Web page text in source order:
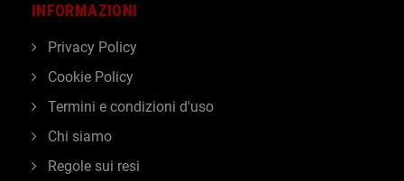
INFORMAZIONI
Privacy Policy
Cookie Policy
Termini e condizioni d'uso
Chi siamo
Regole sui resi